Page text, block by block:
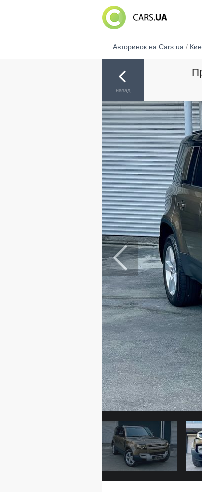
Авторинок на Cars.ua /
назад